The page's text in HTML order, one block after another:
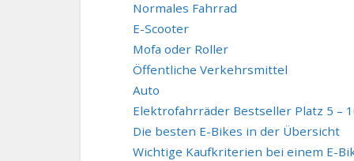
Normales Fahrrad
E-Scooter
Mofa oder Roller
Öffentliche Verkehrsmittel
Auto
Elektrofahrräder Bestseller Platz 5 –
Die besten E-Bikes in der Übersicht
Wichtige Kaufkriterien bei einem E-